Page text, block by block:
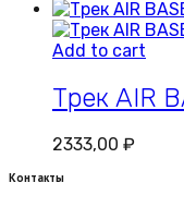
Add to cart
Трек AIR
2333,00 ₽
Контакты